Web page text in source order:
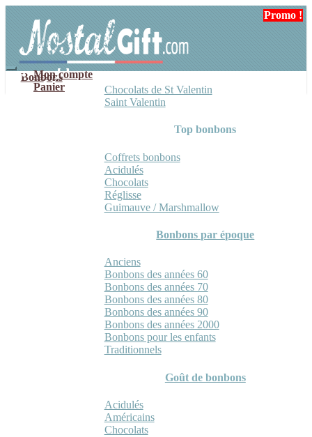
navigation
contenu
Mon compte
Panier
Bonbons
Chocolats de St Valentin
Saint Valentin
Top bonbons
Coffrets bonbons
Acidulés
Chocolats
Réglisse
Guimauve / Marshmallow
Bonbons par époque
Anciens
Bonbons des années 60
Bonbons des années 70
Bonbons des années 80
Bonbons des années 90
Bonbons des années 2000
Bonbons pour les enfants
Traditionnels
Goût de bonbons
Acidulés
Américains
Chocolats
Promo !